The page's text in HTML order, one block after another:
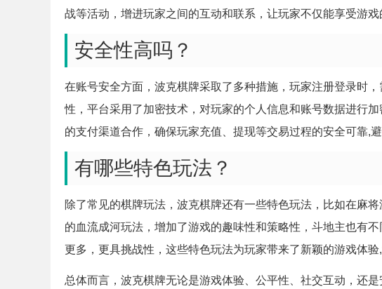
战等活动，增进玩家之间的互动和联系，让玩家不仅能享受游戏
安全性高吗？
在账号安全方面，波克棋牌采取了多种措施，玩家注册登录时
性，平台采用了加密技术，对玩家的个人信息和账号数据进行
的支付渠道合作，确保玩家充值、提现等交易过程的安全可靠,避
有哪些特色玩法？
除了常见的棋牌玩法，波克棋牌还有一些特色玩法，比如在麻
的血流成河玩法，增加了游戏的趣味性和策略性，斗地主也有
更多，更具挑战性，这些特色玩法为玩家带来了新颖的游戏体验
总体而言，波克棋牌无论是游戏体验、公平性、社交互动，还